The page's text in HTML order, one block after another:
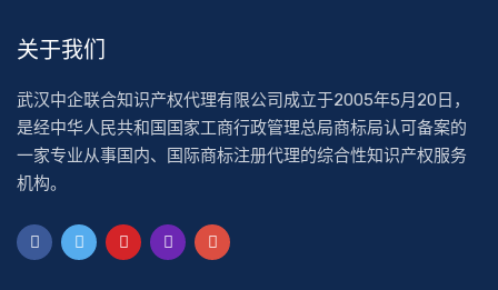
关于我们
武汉中企联合知识产权代理有限公司成立于2005年5月20日，
是经中华人民共和国国家工商行政管理总局商标局认可备案的
一家专业从事国内、国际商标注册代理的综合性知识产权服务
机构。